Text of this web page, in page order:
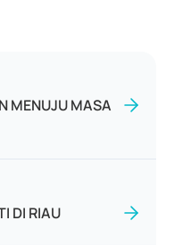
MENUJU MASA
DI RIAU